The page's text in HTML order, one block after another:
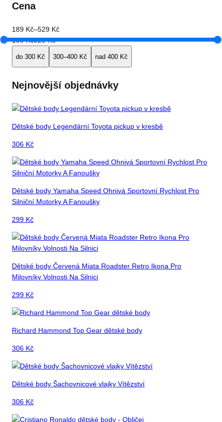
Cena
189 Kč–529 Kč
189 Kč529 Kč
do 300 Kč 300–400 Kč nad 400 Kč
Nejnovější objednávky
Dětské body Legendární Toyota pickup v kresbě
306 Kč
Dětské body Yamaha Speed Ohnivá Sportovní Rychlost Pro
Silniční Motorky A Fanoušky
299 Kč
Dětské body Červená Miata Roadster Retro Ikona Pro
Milovníky Volnosti Na Silnici
299 Kč
Richard Hammond Top Gear dětské body
306 Kč
Dětské body Šachovnicové vlajky Vítězství
306 Kč